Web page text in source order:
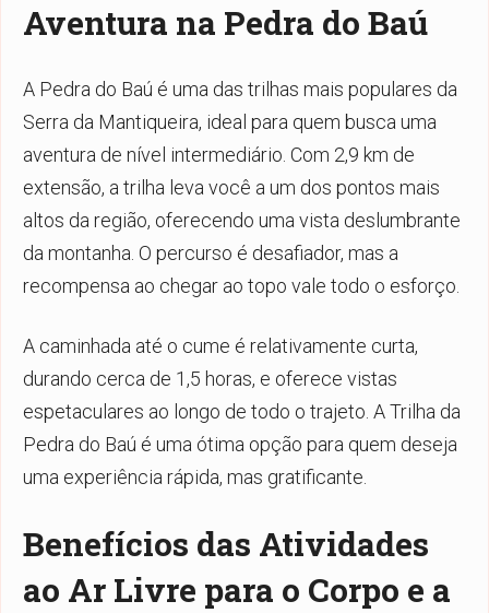
Aventura na Pedra do Baú
A Pedra do Baú é uma das trilhas mais populares da
Serra da Mantiqueira, ideal para quem busca uma
aventura de nível intermediário. Com 2,9 km de
extensão, a trilha leva você a um dos pontos mais
altos da região, oferecendo uma vista deslumbrante
da montanha. O percurso é desafiador, mas a
recompensa ao chegar ao topo vale todo o esforço.
A caminhada até o cume é relativamente curta,
durando cerca de 1,5 horas, e oferece vistas
espetaculares ao longo de todo o trajeto. A Trilha da
Pedra do Baú é uma ótima opção para quem deseja
uma experiência rápida, mas gratificante.
Benefícios das Atividades
ao Ar Livre para o Corpo e a